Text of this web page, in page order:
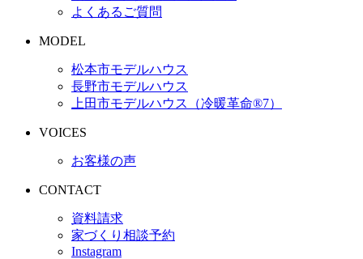
よくあるご質問
MODEL
松本市モデルハウス
長野市モデルハウス
上田市モデルハウス（冷暖革命®︎7）
VOICES
お客様の声
CONTACT
資料請求
家づくり相談予約
Instagram